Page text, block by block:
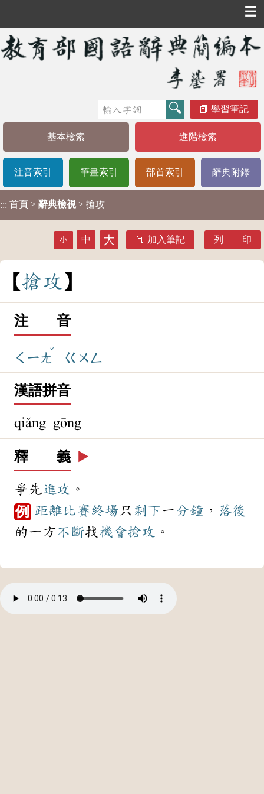
☰
學習筆記
基本檢索 進階檢索
注音索引 筆畫索引 部首索引 辭典附錄
::: 首頁 > 辭典檢視 > 搶攻
小 中 大 加入筆記 列 印
搶攻
注 音
ㄑㄧㄤ
ˇ
ㄍㄨㄥ
漢語拼音
qiǎng gōng
釋 義 ▶️
爭先進攻 。
例 距離比賽終場 只 剩下一 分鐘 ， 落後
的一方不斷找機會搶攻 。